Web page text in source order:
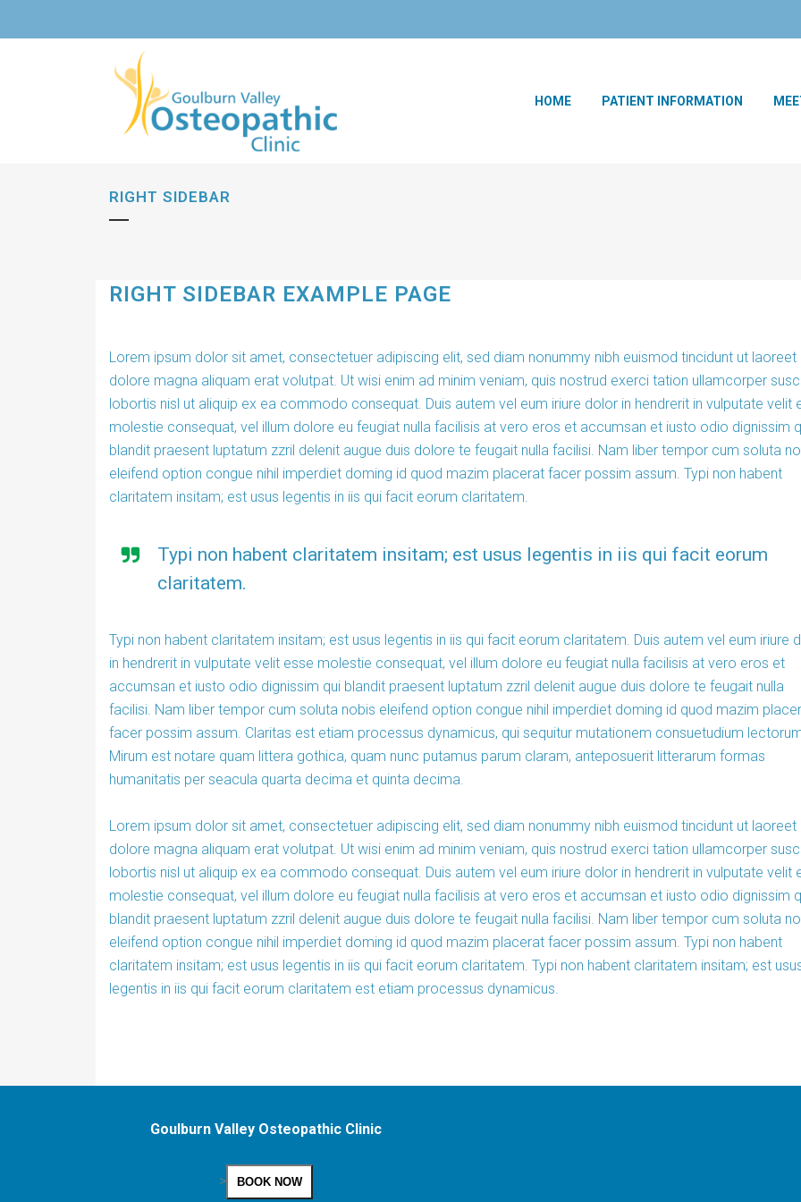
HOME PATIENT INFORMATION
RIGHT SIDEBAR
RIGHT SIDEBAR EXAMPLE PAGE
Lorem ipsum dolor sit amet, consectetuer adipiscing elit, sed diam nonummy nibh euismod tincidunt ut laoreet
dolore magna aliquam erat volutpat. Ut wisi enim ad minim veniam, quis nostrud exerci tation ullamcorper
lobortis nisl ut aliquip ex ea commodo consequat. Duis autem vel eum iriure dolor in hendrerit in vulputate velit
molestie consequat, vel illum dolore eu feugiat nulla facilisis at vero eros et accumsan et iusto odio dignissim
blandit praesent luptatum zzril delenit augue duis dolore te feugait nulla facilisi. Nam liber tempor cum soluta
eleifend option congue nihil imperdiet doming id quod mazim placerat facer possim assum. Typi non habent
claritatem insitam; est usus legentis in iis qui facit eorum claritatem.
Typi non habent claritatem insitam; est usus legentis in iis qui facit eorum
claritatem.
Typi non habent claritatem insitam; est usus legentis in iis qui facit eorum claritatem. Duis autem vel eum iriure
in hendrerit in vulputate velit esse molestie consequat, vel illum dolore eu feugiat nulla facilisis at vero eros et
accumsan et iusto odio dignissim qui blandit praesent luptatum zzril delenit augue duis dolore te feugait nulla
facilisi. Nam liber tempor cum soluta nobis eleifend option congue nihil imperdiet doming id quod mazim
facer possim assum. Claritas est etiam processus dynamicus, qui sequitur mutationem consuetudium
Mirum est notare quam littera gothica, quam nunc putamus parum claram, anteposuerit litterarum formas
humanitatis per seacula quarta decima et quinta decima.
Lorem ipsum dolor sit amet, consectetuer adipiscing elit, sed diam nonummy nibh euismod tincidunt ut laoreet
dolore magna aliquam erat volutpat. Ut wisi enim ad minim veniam, quis nostrud exerci tation ullamcorper
lobortis nisl ut aliquip ex ea commodo consequat. Duis autem vel eum iriure dolor in hendrerit in vulputate velit
molestie consequat, vel illum dolore eu feugiat nulla facilisis at vero eros et accumsan et iusto odio dignissim
blandit praesent luptatum zzril delenit augue duis dolore te feugait nulla facilisi. Nam liber tempor cum soluta
eleifend option congue nihil imperdiet doming id quod mazim placerat facer possim assum. Typi non habent
claritatem insitam; est usus legentis in iis qui facit eorum claritatem. Typi non habent claritatem insitam; est
legentis in iis qui facit eorum claritatem est etiam processus dynamicus.
Goulburn Valley Osteopathic Clinic
> BOOK NOW